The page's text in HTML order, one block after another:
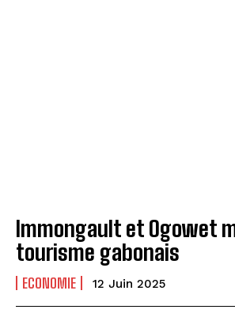
Immongault et Ogowet
tourisme gabonais
ECONOMIE 12 Juin 2025